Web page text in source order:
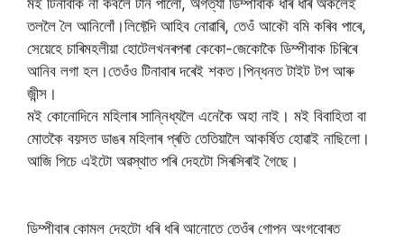
তললৈ লৈ আনিলোঁ।লিফ্টেদি আহিব নোৱাৰি, তেওঁ আকৌ বমি কৰিব পাৰে,
সেয়েহে চাৰিমহলীয়া হোটেলখনৰপৰা কেকো-জেকোকৈ ডিম্পীবাক চিৰিৰে
আনিব লগা হল।তেওঁও টিনাবাৰ দৰেই শকত।পিন্ধনত টাইট টপ আৰু
জীন্স।
মই কোনোদিনে মহিলাৰ সান্নিধ্যলৈ এনেকৈ অহা নাই। মই বিবাহিতা বা
মোতকৈ বয়সত ডাঙৰ মহিলাৰ প্ৰতি তেতিয়ালৈ আকৰ্ষিত হোৱাই নাছিলো।
আজি পিচে এইটো অৱস্থাত পৰি দেহটো সিৰসিৰাই গৈছে।
ডিম্পীবাৰ কোমল দেহটো ধৰি ধৰি আনোতে তেওঁৰ গোপন অংগবোৰত